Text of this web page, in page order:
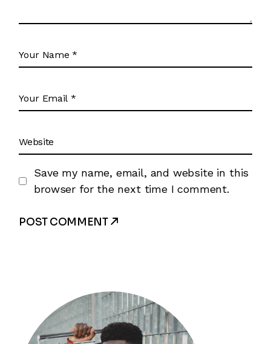
Save my name, email, and website in this
browser for the next time I comment.
POST COMMENT